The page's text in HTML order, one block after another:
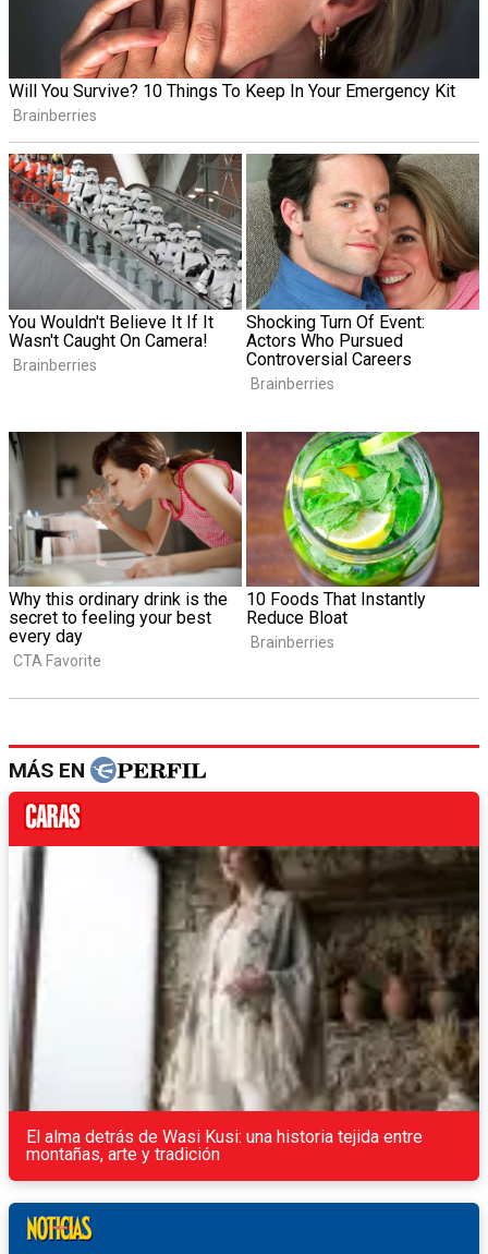
MÁS EN
El alma detrás de Wasi Kusi: una historia tejida entre
montañas, arte y tradición